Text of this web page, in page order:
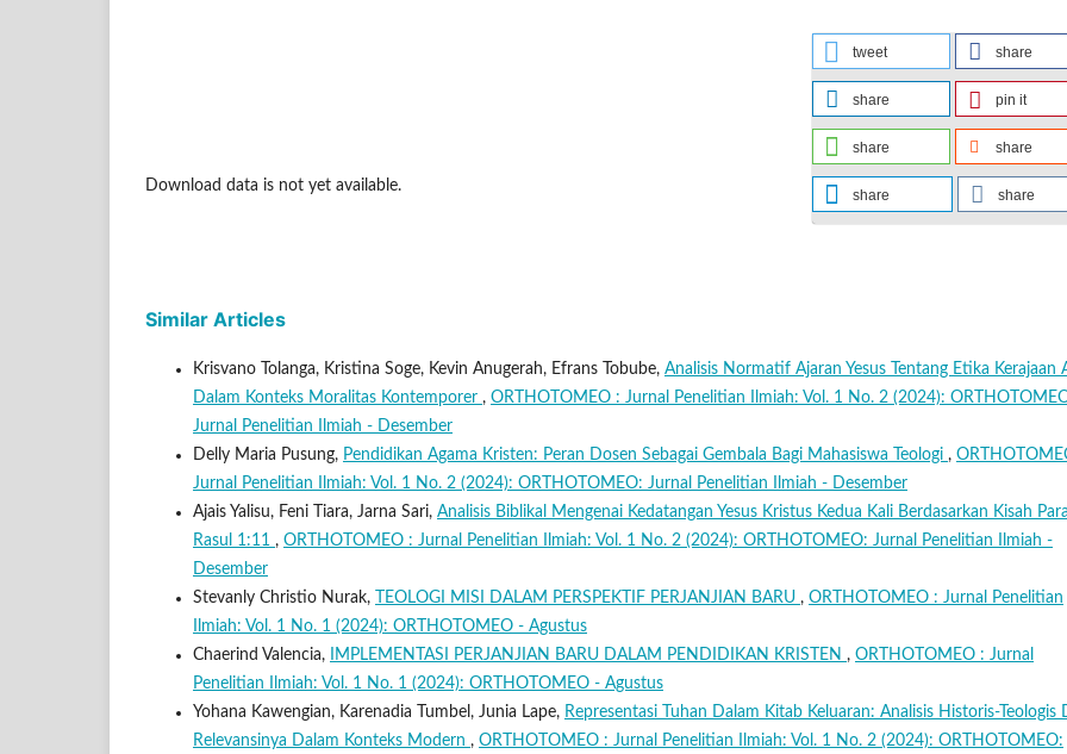
Download data is not yet available.
tweet share
share pin it
share share
share share
Similar Articles
Krisvano Tolanga, Kristina Soge, Kevin Anugerah, Efrans Tobube, Analisis Normatif Ajaran Yesus Tentang Etika Kerajaan
Dalam Konteks Moralitas Kontemporer , ORTHOTOMEO : Jurnal Penelitian Ilmiah: Vol. 1 No. 2 (2024):
Jurnal Penelitian Ilmiah - Desember
Delly Maria Pusung, Pendidikan Agama Kristen: Peran Dosen Sebagai Gembala Bagi Mahasiswa Teologi ,
Jurnal Penelitian Ilmiah: Vol. 1 No. 2 (2024): ORTHOTOMEO: Jurnal Penelitian Ilmiah - Desember
Ajais Yalisu, Feni Tiara, Jarna Sari, Analisis Biblikal Mengenai Kedatangan Yesus Kristus Kedua Kali Berdasarkan Kisah
Rasul 1:11 , ORTHOTOMEO : Jurnal Penelitian Ilmiah: Vol. 1 No. 2 (2024): ORTHOTOMEO: Jurnal Penelitian Ilmiah -
Desember
Stevanly Christio Nurak,
TEOLOGI MISI DALAM PERSPEKTIF PERJANJIAN BARU , ORTHOTOMEO : Jurnal Penelitian
Ilmiah: Vol. 1 No. 1 (2024): ORTHOTOMEO - Agustus
Chaerind Valencia,
IMPLEMENTASI PERJANJIAN BARU DALAM PENDIDIKAN KRISTEN , ORTHOTOMEO : Jurnal
Penelitian Ilmiah: Vol. 1 No. 1 (2024): ORTHOTOMEO - Agustus
Yohana Kawengian, Karenadia Tumbel, Junia Lape, Representasi Tuhan Dalam Kitab Keluaran: Analisis Historis-Teologis
Relevansinya Dalam Konteks Modern , ORTHOTOMEO : Jurnal Penelitian Ilmiah: Vol. 1 No. 2 (2024): ORTHOTOMEO: